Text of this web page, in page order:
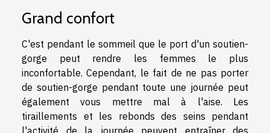
Grand confort
C'est pendant le sommeil que le port d'un soutien-
gorge peut rendre les femmes le plus
inconfortable. Cependant, le fait de ne pas porter
de soutien-gorge pendant toute une journée peut
également vous mettre mal à l'aise. Les
tiraillements et les rebonds des seins pendant